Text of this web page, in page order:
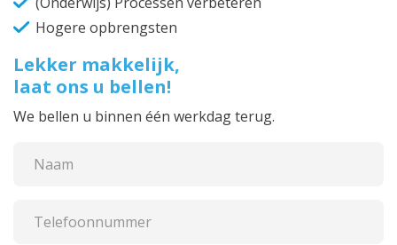
Hogere opbrengsten
Lekker makkelijk,
laat ons u bellen!
We bellen u binnen één werkdag terug.